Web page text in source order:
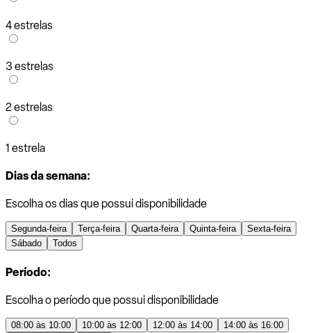
4 estrelas
3 estrelas
2 estrelas
1 estrela
Dias da semana:
Escolha os dias que possui disponibilidade
Segunda-feira Terça-feira Quarta-feira Quinta-feira
Sexta-feira
Sábado
Todos
Período:
Escolha o período que possui disponibilidade
08:00 às 10:00 10:00 às 12:00 12:00 às 14:00
14:00 às 16:00